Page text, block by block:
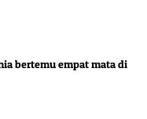
bertemu empat mata di